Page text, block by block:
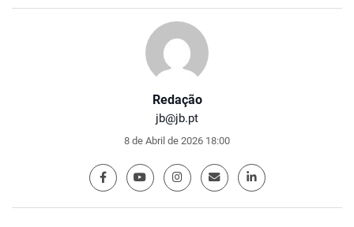
Redação
jb@jb.pt
8 de Abril de 2026 18:00